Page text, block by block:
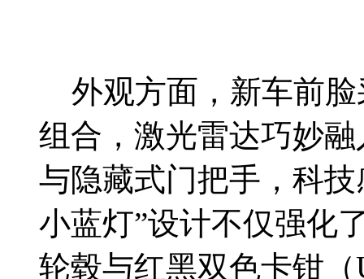
外观方面，新车前脸
组合，激光雷达巧妙
与隐藏式门把手，科
小蓝灯”设计不仅强化
轮毂与红黑双色卡钳